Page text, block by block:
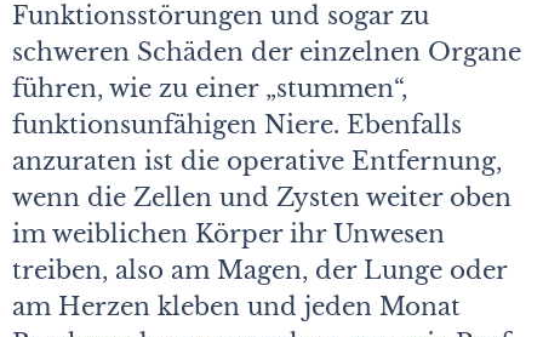
Funktionsstörungen und sogar zu
schweren Schäden der einzelnen Organe
führen, wie zu einer „stummen“,
funktionsunfähigen Niere. Ebenfalls
anzuraten ist die operative Entfernung,
wenn die Zellen und Zysten weiter oben
im weiblichen Körper ihr Unwesen
treiben, also am Magen, der Lunge oder
am Herzen kleben und jeden Monat